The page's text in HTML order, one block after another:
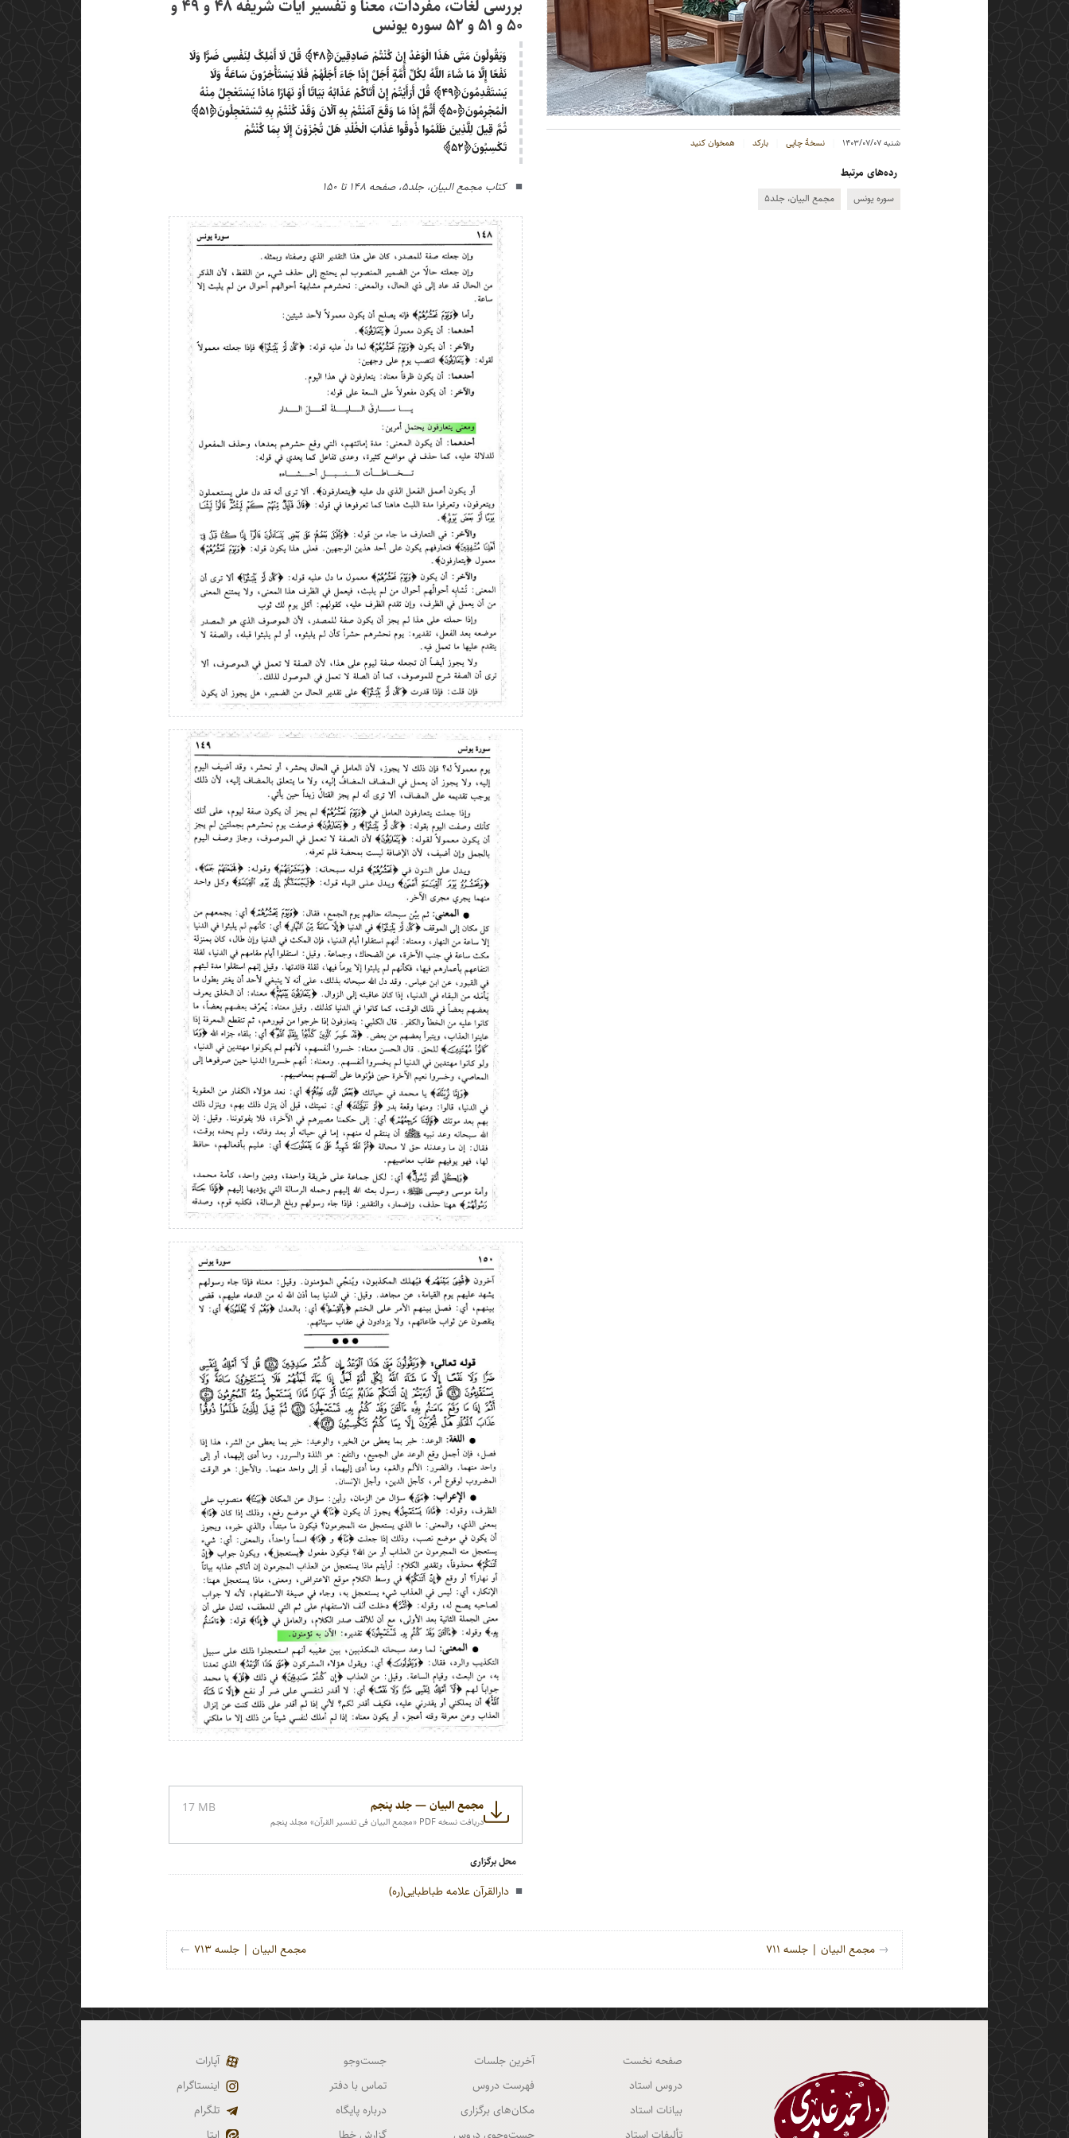
شنبه ۱۴۰۳/۰۷/۰۷ نسخهٔ چاپی بارکد همخوان کنید
بررسی لغات، مفردات، معنا و تفسیر آیات شریفه ۴۸ و ۴۹ و
۵۰ و ۵۱ و ۵۲ سوره یونس
وَیَقُولُونَ مَتَی هَذَا الْوَعْدُ إِنْ کُنْتُمْ صَادِقِینَ﴿۴۸﴾
قُلْ لَا أَمْلِکُ لِنَفْسِی ضَرًّا وَلَا
نَفْعًا إِلَّا مَا شَاءَ اللَّهُ لِکُلِّ أُمَّةٍ أَجَلٌ إِذَا جَاءَ أَجَلُهُمْ فَلَا یَسْتَأْخِرُونَ سَاعَةً وَلَا
یَسْتَقْدِمُونَ﴿۴۹﴾
قُلْ أَرَأَیْتُمْ إِنْ أَتَاکُمْ عَذَابُهُ بَیَاتًا أَوْ نَهَارًا مَاذَا یَسْتَعْجِلُ مِنْهُ
الْمُجْرِمُونَ﴿۵۰﴾ أَثُمَّ إِذَا مَا وَقَعَ آمَنْتُمْ بِهِ آلْآنَ وَقَدْ کُنْتُمْ بِهِ تَسْتَعْجِلُونَ﴿۵۱﴾
ثُمَّ قِیلَ لِلَّذِینَ ظَلَمُوا ذُوقُوا عَذَابَ الْخُلْدِ هَلْ تُجْزَوْنَ إِلَا بِمَا کُنْتُمْ
تَکْسِبُونَ﴿۵۲﴾
کتاب مجمع البیان، جلد۵، صفحه ۱۴۸ تا ۱۵۰
مجمع البیان — جلد پنجم
دریافت نسخه PDF‌ «مجمع البیان فی تفسیر القرآن» مجلد پنجم
‎17 MB‏
محل برگزاری
دارالقرآن علامه طباطبایی(ره)
رده‌های مرتبط
سوره یونس مجمع البیان، جلد۵
راه‌بری نوشته
→ مجمع البیان | جلسه ۷۱۱ مجمع البیان | جلسه ۷۱۳ ←
صفحه نخست
دروس استاد
بیانات استاد
تألیفات استاد
آخرین جلسات
فهرست دروس
مکان‌های برگزاری
جست‌وجوی دروس
جست‌وجو
تماس با دفتر
درباره پایگاه
گزارش خطا
آپارات
اینستاگرام
تلگرام
ایتا